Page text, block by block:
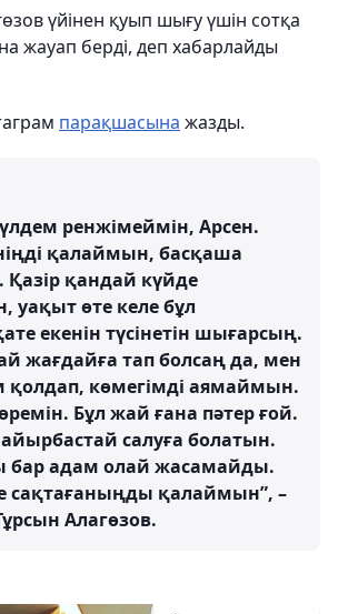
үйінен қуып шығу үшін сотқа
жауап берді, деп хабарлайды
парақшасына жазды.
ренжімеймін, Арсен.
қалаймын, басқаша
қандай күйде
уақыт өте келе бұл
екенін түсінетін шығарсың.
жағдайға тап болсаң да, мен
қолдап, көмегімді аямаймын.
Бұл жай ғана пәтер ғой.
салуға болатын.
бар адам олай жасамайды.
сақтағаныңды қалаймын”, –
Алагөзов.